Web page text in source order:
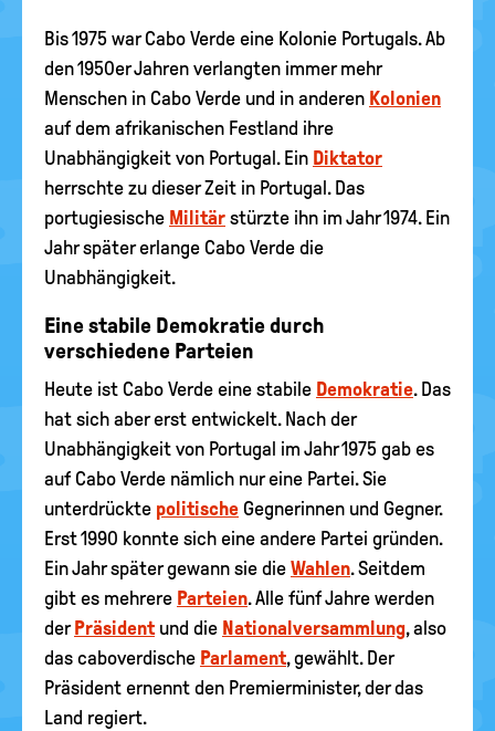
Bis 1975 war Cabo Verde eine Kolonie Portugals. Ab
den 1950er Jahren verlangten immer mehr
Menschen in Cabo Verde und in anderen Kolonien
auf dem afrikanischen Festland ihre
Unabhängigkeit von Portugal. Ein Diktator
herrschte zu dieser Zeit in Portugal. Das
portugiesische Militär stürzte ihn im Jahr 1974. Ein
Jahr später erlange Cabo Verde die
Unabhängigkeit.
Eine stabile Demokratie durch
verschiedene Parteien
Heute ist Cabo Verde eine stabile Demokratie. Das
hat sich aber erst entwickelt. Nach der
Unabhängigkeit von Portugal im Jahr 1975 gab es
auf Cabo Verde nämlich nur eine Partei. Sie
unterdrückte politische Gegnerinnen und Gegner.
Erst 1990 konnte sich eine andere Partei gründen.
Ein Jahr später gewann sie die Wahlen. Seitdem
gibt es mehrere Parteien. Alle fünf Jahre werden
der Präsidentund die Nationalversammlung, also
das caboverdische Parlament, gewählt. Der
Präsident ernennt den Premierminister, der das
Land regiert.